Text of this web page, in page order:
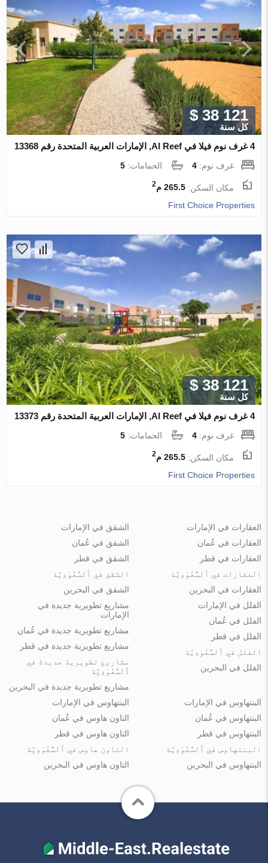
$ 38 121
كل سنة
4 غرف نوم فيلا في Al Reef, الإمارات العربية المتحدة رقم 13368
غرف نوم:4 الحمامات:5
مكان السكن:265.5 م 2
First Choice Properties
$ 38 121
كل سنة
4 غرف نوم فيلا في Al Reef, الإمارات العربية المتحدة رقم 13373
غرف نوم:4 الحمامات:5
مكان السكن:265.5 م 2
First Choice Properties
العقارات في الإمارات
العقارات في عُمان
العقارات في قطر
العقارات في ٱلسُّعُوْدِيَّة
العقارات في البحرين
الشقق في الإمارات
الشقق في عُمان
الشقق في قطر
الشقق في ٱلسُّعُوْدِيَّة
الشقق في البحرين
الفلل في الإمارات
الفلل في عُمان
الفلل في قطر
الفلل في ٱلسُّعُوْدِيَّة
الفلل في البحرين
مشاريع تطويرية جديدة في
الإمارات
مشاريع تطويرية جديدة في عُمان
مشاريع تطويرية جديدة في قطر
مشاريع تطويرية جديدة في
ٱلسُّعُوْدِيَّة
مشاريع تطويرية جديدة في البحرين
البنتهاوس في الإمارات
البنتهاوس في عُمان
البنتهاوس في قطر
البنتهاوس في ٱلسُّعُوْدِيَّة
البنتهاوس في البحرين
البنتهاوس في الإمارات
التاون هاوس في عُمان
التاون هاوس في قطر
التاون هاوس في ٱلسُّعُوْدِيَّة
التاون هاوس في البحرين